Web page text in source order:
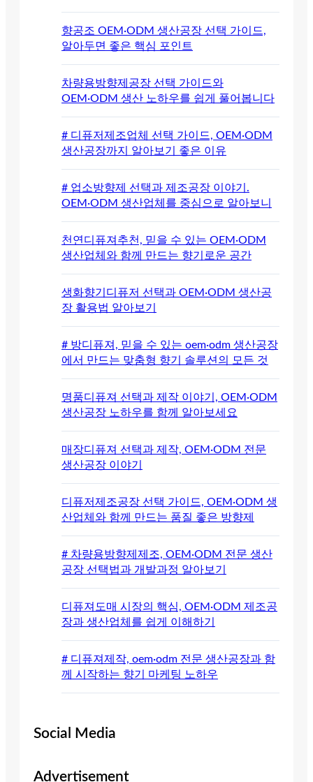
향공조 OEM·ODM 생산공장 선택 가이드,
알아두면 좋은 핵심 포인트
차량용방향제공장 선택 가이드와
OEM·ODM 생산 노하우를 쉽게 풀어봅니다
# 디퓨저제조업체 선택 가이드, OEM·ODM
생산공장까지 알아보기 좋은 이유
# 업소방향제 선택과 제조공장 이야기.
OEM·ODM 생산업체를 중심으로 알아보니
천연디퓨져추천, 믿을 수 있는 OEM·ODM
생산업체와 함께 만드는 향기로운 공간
생화향기디퓨저 선택과 OEM·ODM 생산공
장 활용법 알아보기
# 방디퓨져, 믿을 수 있는 oem·odm 생산공장
에서 만드는 맞춤형 향기 솔루션의 모든 것
명품디퓨져 선택과 제작 이야기, OEM·ODM
생산공장 노하우를 함께 알아보세요
매장디퓨져 선택과 제작, OEM·ODM 전문
생산공장 이야기
디퓨저제조공장 선택 가이드, OEM·ODM 생
산업체와 함께 만드는 품질 좋은 방향제
# 차량용방향제제조, OEM·ODM 전문 생산
공장 선택법과 개발과정 알아보기
디퓨져도매 시장의 핵심, OEM·ODM 제조공
장과 생산업체를 쉽게 이해하기
# 디퓨져제작, oem·odm 전문 생산공장과 함
께 시작하는 향기 마케팅 노하우
Social Media
Advertisement